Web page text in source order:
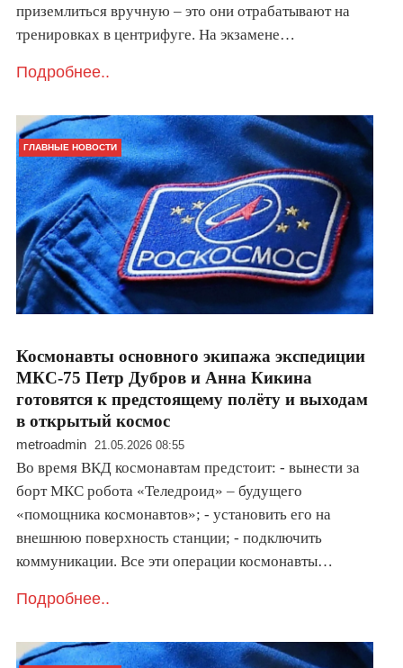
приземлиться вручную – это они отрабатывают на
тренировках в центрифуге. На экзамене…
Подробнее..
ГЛАВНЫЕ НОВОСТИ
Космонавты основного экипажа экспедиции
МКС-75 Петр Дубров и Анна Кикина
готовятся к предстоящему полёту и выходам
в открытый космос
metroadmin 21.05.2026 08:55
Во время ВКД космонавтам предстоит: - вынести за
борт МКС робота «Теледроид» – будущего
«помощника космонавтов»; - установить его на
внешнюю поверхность станции; - подключить
коммуникации. Все эти операции космонавты…
Подробнее..